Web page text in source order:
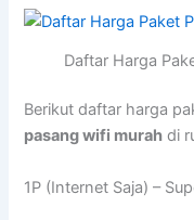
Daftar Harga
Berikut daftar harga
pasang wifi murah di
1P (Internet Saja) –